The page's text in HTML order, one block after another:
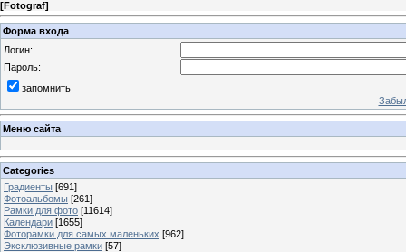
[Fotograf]
Форма входа
Логин:
Пароль:
запомнить
Меню сайта
Categories
Градиенты [691]
Фотоальбомы [261]
Рамки для фото [11614]
Календари [1655]
Фоторамки для самых маленьких [962]
Эксклюзивные рамки [57]